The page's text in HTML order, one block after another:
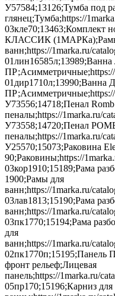
У57584;13126;Тумба под
глянец;Тумба;https://
03кле70;13463;Комплект
КЛАССИК
ванн;https://1marka.ru/
ПР;Асимметричные;https://
ПР;Асимметричные;https://
У73556;14718;Пенал
пеналы;https://1marka.ru/
У73558;14720;Пенал
пеналы;https://1marka.ru/
У25570;15073;Раковина
90;Раковины;https://
03кор1910;15189;Рама
1900;Рамы для
ванн;https://1marka.ru/
03лав1813;15190;Рама
ванн;https://1marka.ru/
03пк1770;15194;Рама
для
ванн;https://1marka.ru/
фронт рельеф;Лицевая
панель;https://1marka.ru/
05пр170;15196;Карниз